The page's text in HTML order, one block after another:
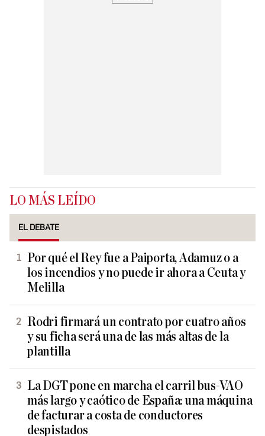
LO MÁS LEÍDO
EL DEBATE
Por qué el Rey fue a Paiporta, Adamuz o a
los incendios y no puede ir ahora a Ceuta y
Melilla
Rodri firmará un contrato por cuatro años
y su ficha será una de las más altas de la
plantilla
La DGT pone en marcha el carril bus-VAO
más largo y caótico de España: una máquina
de facturar a costa de conductores
despistados